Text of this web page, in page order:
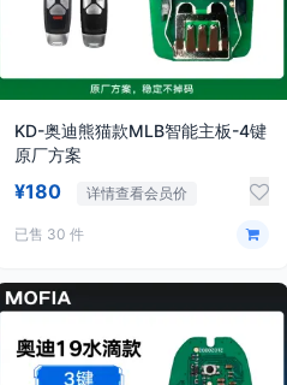
KD-奥迪熊猫款MLB智能主板-4键
原厂方案
¥180 详情查看会员价
已售 30 件